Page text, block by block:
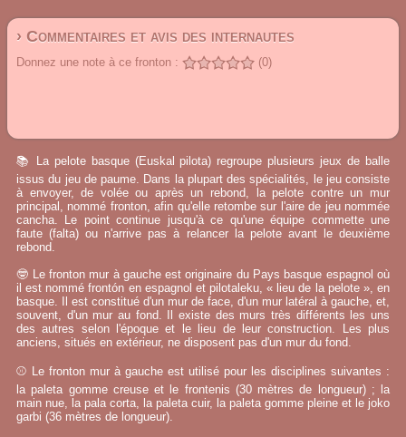
› Commentaires et avis des internautes
Donnez une note à ce fronton : (0)
📚 La pelote basque (Euskal pilota) regroupe plusieurs jeux de balle
issus du jeu de paume. Dans la plupart des spécialités, le jeu consiste
à envoyer, de volée ou après un rebond, la pelote contre un mur
principal, nommé fronton, afin qu'elle retombe sur l'aire de jeu nommée
cancha. Le point continue jusqu'à ce qu'une équipe commette une
faute (falta) ou n'arrive pas à relancer la pelote avant le deuxième
rebond.
🤓 Le fronton mur à gauche est originaire du Pays basque espagnol où
il est nommé frontón en espagnol et pilotaleku, « lieu de la pelote », en
basque. Il est constitué d'un mur de face, d'un mur latéral à gauche, et,
souvent, d'un mur au fond. Il existe des murs très différents les uns
des autres selon l'époque et le lieu de leur construction. Les plus
anciens, situés en extérieur, ne disposent pas d'un mur du fond.
⚾ Le fronton mur à gauche est utilisé pour les disciplines suivantes :
la paleta gomme creuse et le frontenis (30 mètres de longueur) ; la
main nue, la pala corta, la paleta cuir, la paleta gomme pleine et le joko
garbi (36 mètres de longueur).